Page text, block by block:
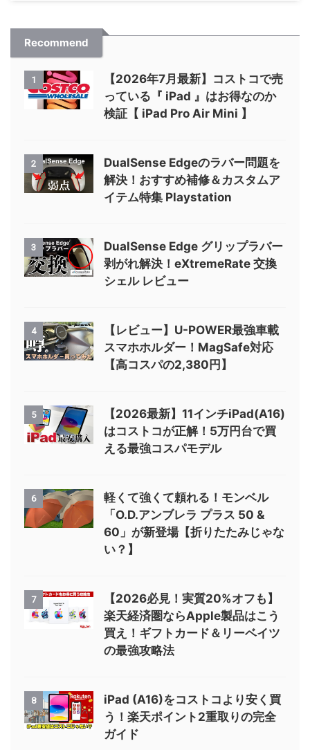
Recommend
1
【2026年7月最新】コストコで売
っている『 iPad 』はお得なのか
検証【 iPad Pro Air Mini 】
2
DualSense Edgeのラバー問題を
解決！おすすめ補修＆カスタムア
イテム特集 Playstation
3
DualSense Edge グリップラバー
剥がれ解決！eXtremeRate 交換
シェル レビュー
4
【レビュー】U-POWER最強車載
スマホホルダー！MagSafe対応
【高コスパの2,380円】
5
【2026最新】11インチiPad(A16)
はコストコが正解！5万円台で買
える最強コスパモデル
6
軽くて強くて頼れる！モンベル
「O.D.アンブレラ プラス 50 &
60」が新登場【折りたたみじゃな
い？】
7
【2026必見！実質20%オフも】
楽天経済圏ならApple製品はこう
買え！ギフトカード＆リーベイツ
の最強攻略法
8
iPad (A16)をコストコより安く買
う！楽天ポイント2重取りの完全
ガイド